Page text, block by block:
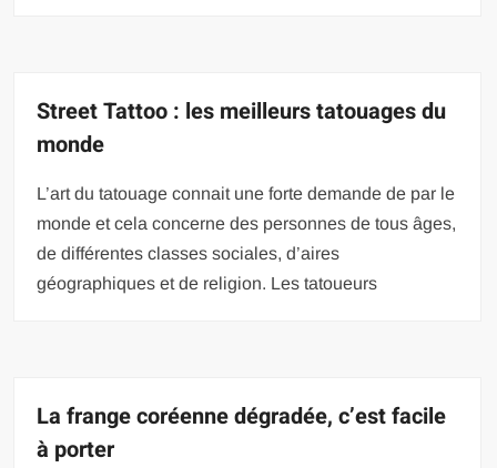
Street Tattoo : les meilleurs tatouages du
monde
L’art du tatouage connait une forte demande de par le
monde et cela concerne des personnes de tous âges,
de différentes classes sociales, d’aires
géographiques et de religion. Les tatoueurs
La frange coréenne dégradée, c’est facile
à porter